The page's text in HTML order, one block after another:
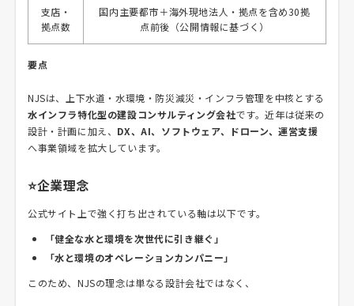
支店・
拠点数
国内主要都市＋海外現地法人・拠点を含め30拠
点前後（公開情報に基づく）
要点
NJSは、上下水道・水環境・防災減災・インフラ管理を中核とする
水インフラ特化型の建設コンサルティング会社です。近年は従来の
設計・計画に加え、 DX、AI、ソフトウェア、ドローン、運営支援
へ事業領域を拡大しています。
⭐企業理念
公式サイト上で強く打ち出されている軸は以下です。
「健全な水と環境を次世代に引き継ぐ」
「水と環境のオペレーションカンパニー」
このため、NJSの理念は単なる設計会社ではなく、